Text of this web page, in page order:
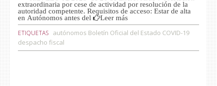
extraordinaria por cese de actividad por resolución de la
autoridad competente. Requisitos de acceso: Estar de alta
en Autónomos antes del
Leer más
ETIQUETAS autónomos Boletín Oficial del Estado COVID-19
despacho fiscal